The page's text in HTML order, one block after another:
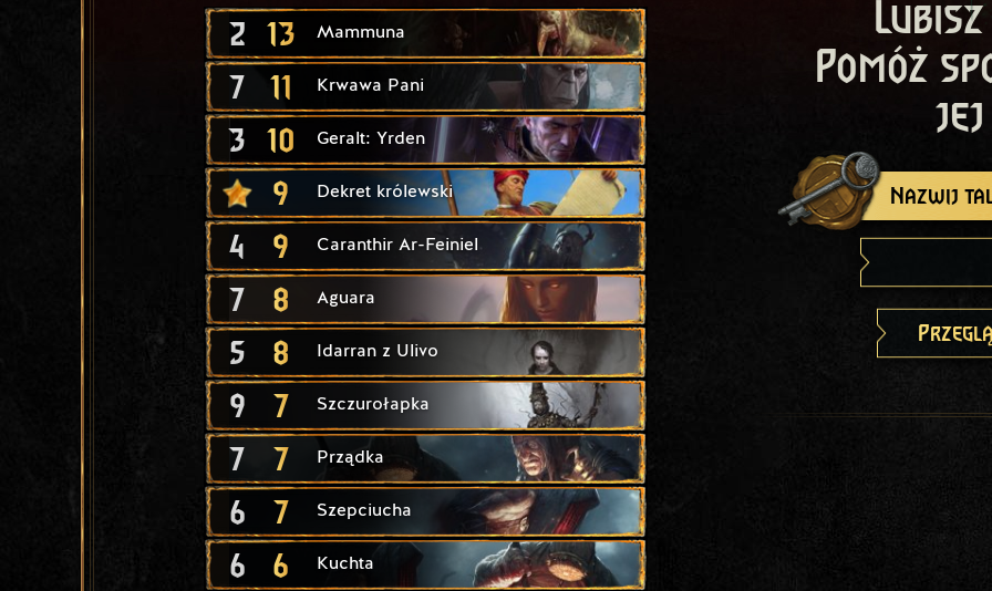
2 13 Mammuna
7 11 Krwawa Pani
3 10 Geralt: Yrden
9 Dekret królewski
4 9 Caranthir Ar-Feiniel
7 8 Aguara
5 8 Idarran z Ulivo
9 7 Szczurołapka
7 7 Prządka
6 7 Szepciucha
6 6 Kuchta
Pomóż
jej
Nazwij